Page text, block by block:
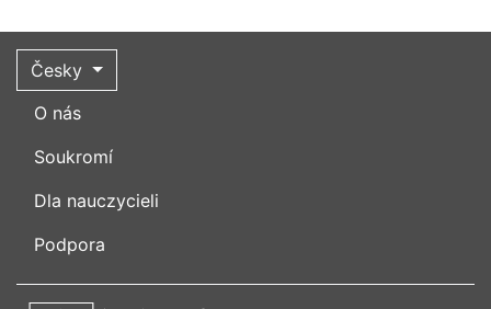
Česky
O nás
Soukromí
Dla nauczycieli
Podpora